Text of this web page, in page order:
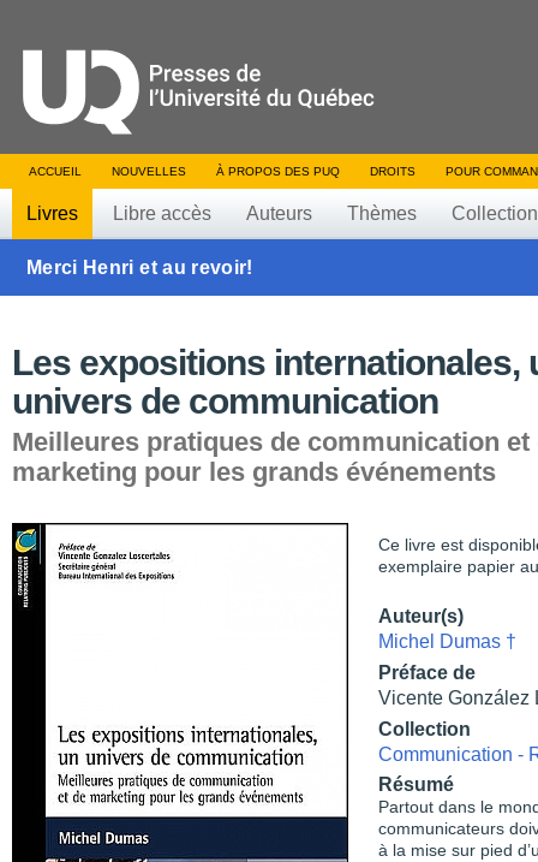
ACCUEIL NOUVELLES À PROPOS DES PUQ DROITS POUR
Livres Libre accès Auteurs Thèmes
Merci Henri et au revoir!
Les expositions internationales,
univers de communication
Meilleures pratiques de communication et
marketing pour les grands événements
Ce livre est
exemplaire papier
Auteur(s)
Michel Dumas †
Préface de
Vicente González
Collection
Communication -
Résumé
Partout dans le
communicateurs
à la mise sur pied